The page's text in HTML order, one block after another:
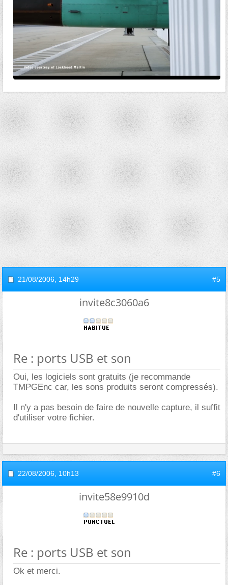
21/08/2006, 14h29 #5
invite8c3060a6
Re : ports USB et son
Oui, les logiciels sont gratuits (je recommande
TMPGEnc car, les sons produits seront compressés).
Il n'y a pas besoin de faire de nouvelle capture, il suffit
d'utiliser votre fichier.
22/08/2006, 10h13 #6
invite58e9910d
Re : ports USB et son
Ok et merci.